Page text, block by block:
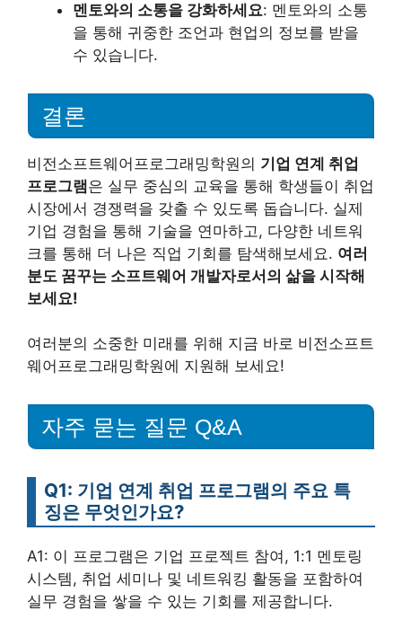
멘토와의 소통을 강화하세요: 멘토와의 소통
을 통해 귀중한 조언과 현업의 정보를 받을
수 있습니다.
결론
비전소프트웨어프로그래밍학원의 기업 연계 취업
프로그램은 실무 중심의 교육을 통해 학생들이 취업
시장에서 경쟁력을 갖출 수 있도록 돕습니다. 실제
기업 경험을 통해 기술을 연마하고, 다양한 네트워
크를 통해 더 나은 직업 기회를 탐색해보세요. 여러
분도 꿈꾸는 소프트웨어 개발자로서의 삶을 시작해
보세요!
여러분의 소중한 미래를 위해 지금 바로 비전소프트
웨어프로그래밍학원에 지원해 보세요!
자주 묻는 질문 Q&A
Q1: 기업 연계 취업 프로그램의 주요 특
징은 무엇인가요?
A1: 이 프로그램은 기업 프로젝트 참여, 1:1 멘토링
시스템, 취업 세미나 및 네트워킹 활동을 포함하여
실무 경험을 쌓을 수 있는 기회를 제공합니다.